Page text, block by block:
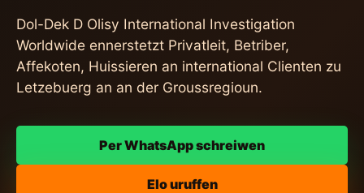
Dol-Dek D Olisy International Investigation
Worldwide ennerstetzt Privatleit, Betriber,
Affekoten, Huissieren an international Clienten zu
Letzebuerg an an der Groussregioun.
Per WhatsApp schreiwen
Elo uruffen